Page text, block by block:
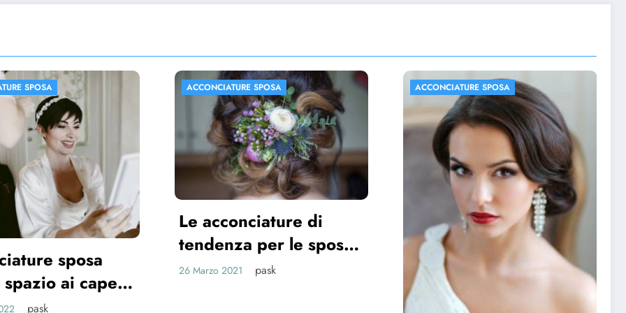
SPOSA
acconciature di
per le spose
2021 pask
ACCONCIATURE SPOSA
ACCONCIATURE SPOSA
FOTO MATRIMONIO